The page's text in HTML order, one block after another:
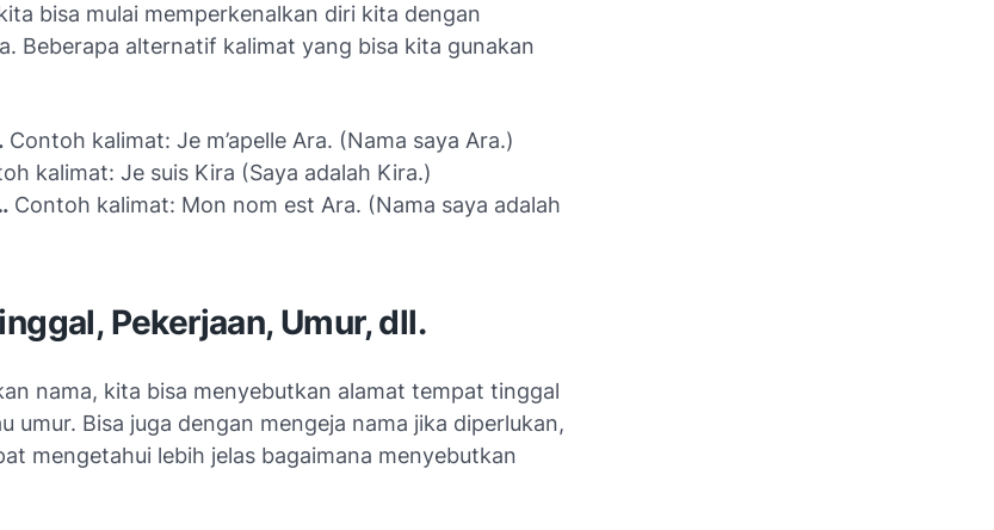
bisa mulai memperkenalkan diri kita dengan
Beberapa alternatif kalimat yang bisa kita gunakan
Contoh kalimat: Je m’apelle Ara. (Nama saya Ara.)
kalimat: Je suis Kira (Saya adalah Kira.)
Contoh kalimat: Mon nom est Ara. (Nama saya adalah
Pekerjaan, Umur, dll.
nama, kita bisa menyebutkan alamat tempat tinggal
umur. Bisa juga dengan mengeja nama jika diperlukan,
mengetahui lebih jelas bagaimana menyebutkan